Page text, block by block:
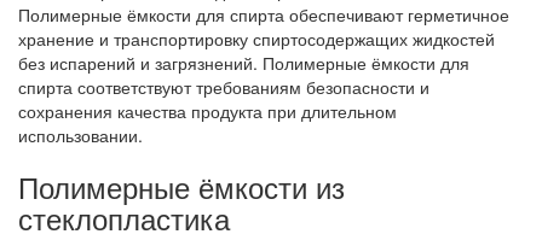
Полимерные ёмкости для спирта обеспечивают герметичное
хранение и транспортировку спиртосодержащих жидкостей
без испарений и загрязнений. Полимерные ёмкости для
спирта соответствуют требованиям безопасности и
сохранения качества продукта при длительном
использовании.
Полимерные ёмкости из
стеклопластика